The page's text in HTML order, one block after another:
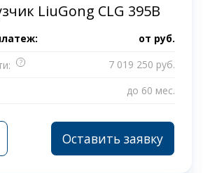
LiuGong CLG 395B
от руб.
?
7 019 250 руб.
до 60 мес.
Оставить заявку